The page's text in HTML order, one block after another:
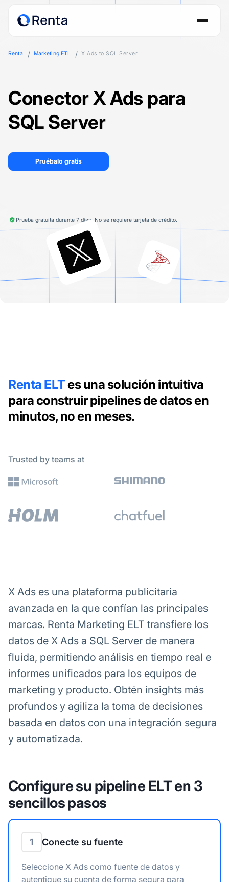
Renta Marketing ETL X Ads to SQL Server
Conector X Ads para
SQL Server
Pruébalo gratis
Prueba gratuita durante 7 días. No se requiere tarjeta de crédito.
Renta ELTes una solución intuitiva
para construir pipelines de datos en
minutos, no en meses.
Trusted by teams at
X Ads es una plataforma publicitaria
avanzada en la que confían las principales
marcas. Renta Marketing ELT transfiere los
datos de X Ads a SQL Server de manera
fluida, permitiendo análisis en tiempo real e
informes unificados para los equipos de
marketing y producto. Obtén insights más
profundos y agiliza la toma de decisiones
basada en datos con una integración segura
y automatizada.
Configure su pipeline ELT en 3
sencillos pasos
1 Conecte su fuente
Seleccione X Ads como fuente de datos y
autentique su cuenta de forma segura para